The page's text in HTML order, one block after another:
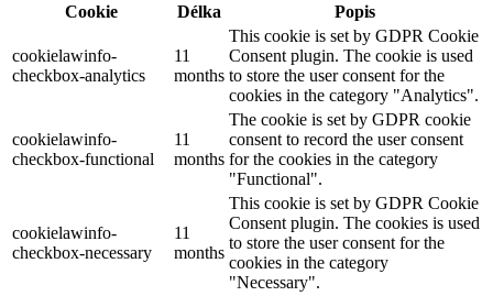
Cookie
Délka Popis
cookielawinfo-
checkbox-analytics
11
months
This cookie is set by GDPR Cookie
Consent plugin. The cookie is used
to store the user consent for the
cookies in the category "Analytics".
cookielawinfo-
checkbox-functional
11
months
The cookie is set by GDPR cookie
consent to record the user consent
for the cookies in the category
"Functional".
cookielawinfo-
checkbox-necessary
11
months
This cookie is set by GDPR Cookie
Consent plugin. The cookies is used
to store the user consent for the
cookies in the category
"Necessary".